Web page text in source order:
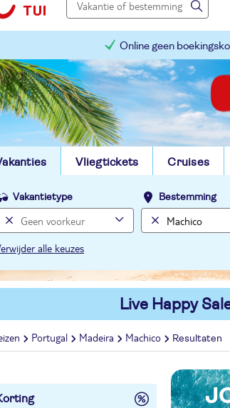
Online geen
Vliegtickets Cruises
Vakantietype Bestemming
alle keuzes
Live Happy
Portugal Madeira Machico Resultaten